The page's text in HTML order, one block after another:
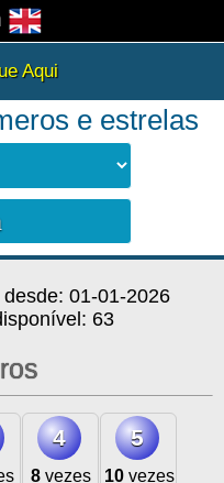
Aqui
e estrelas
01-01-2026
63
4
8 vezes
5
10vezes